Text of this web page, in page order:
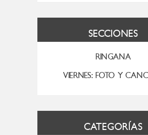
SECCIONES
RINGANA
VIERNES: FOTO Y
CATEGORÍAS